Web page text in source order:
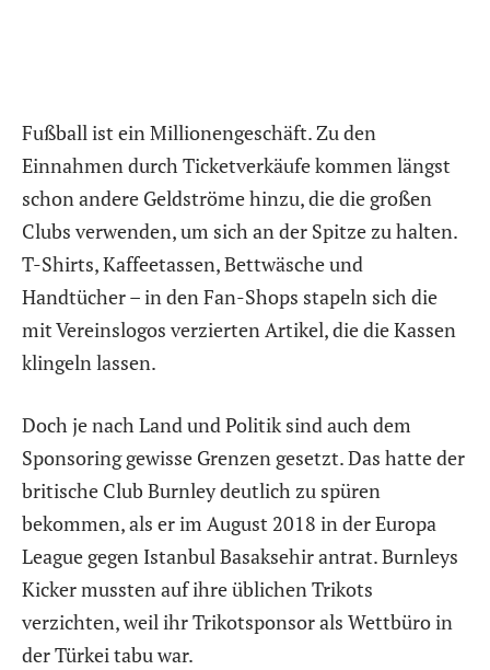
Fußball ist ein Millionengeschäft. Zu den
Einnahmen durch Ticketverkäufe kommen längst
schon andere Geldströme hinzu, die die großen
Clubs verwenden, um sich an der Spitze zu halten.
T-Shirts, Kaffeetassen, Bettwäsche und
Handtücher – in den Fan-Shops stapeln sich die
mit Vereinslogos verzierten Artikel, die die Kassen
klingeln lassen.
Doch je nach Land und Politik sind auch dem
Sponsoring gewisse Grenzen gesetzt. Das hatte der
britische Club Burnley deutlich zu spüren
bekommen, als er im August 2018 in der Europa
League gegen Istanbul Basaksehir antrat. Burnleys
Kicker mussten auf ihre üblichen Trikots
verzichten, weil ihr Trikotsponsor als Wettbüro in
der Türkei tabu war.